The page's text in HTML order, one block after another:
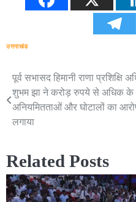
उत्तराखंड
Post
navigation
पूर्व सभासद हिमानी राणा प्रशिक्षि
शुभम झा ने करोड़ रुपये से अधिक के
अनियमितताओं और घोटालों का
लगाया
Related Posts